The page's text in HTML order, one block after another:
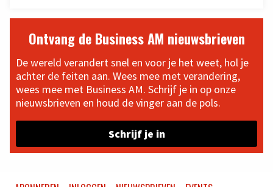
Ontvang de Business AM nieuwsbrieven
De wereld verandert snel en voor je het weet, hol je
achter de feiten aan. Wees mee met verandering,
wees mee met Business AM. Schrijf je in op onze
nieuwsbrieven en houd de vinger aan de pols.
Schrijf je in